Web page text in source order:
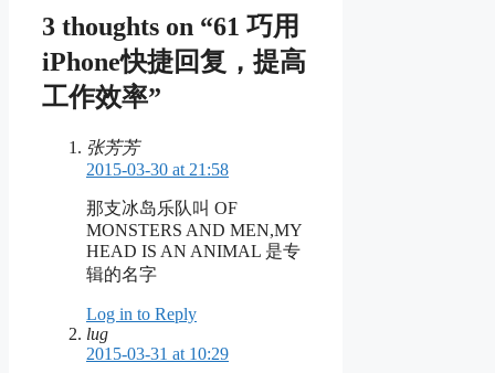
3 thoughts on “61 巧用
iPhone快捷回复，提高
工作效率”
张芳芳
2015-03-30 at 21:58
那支冰岛乐队叫 OF
MONSTERS AND MEN,MY
HEAD IS AN ANIMAL 是专
辑的名字
Log in to Reply
lug
2015-03-31 at 10:29